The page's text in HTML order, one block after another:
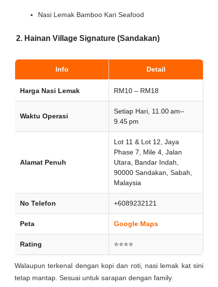
Nasi Lemak Bamboo Kari Seafood
2. Hainan Village Signature (Sandakan)
Info Detail
Harga Nasi Lemak RM10 – RM18
Waktu Operasi
Setiap Hari, 11.00 am–
9.45 pm
Alamat Penuh
Lot 11 & Lot 12, Jaya
Phase 7, Mile 4, Jalan
Utara, Bandar Indah,
90000 Sandakan, Sabah,
Malaysia
No Telefon +6089232121
Peta Google Maps
Rating ⭐⭐⭐⭐
Walaupun terkenal dengan kopi dan roti, nasi lemak kat sini
tetap mantap. Sesuai untuk sarapan dengan family.